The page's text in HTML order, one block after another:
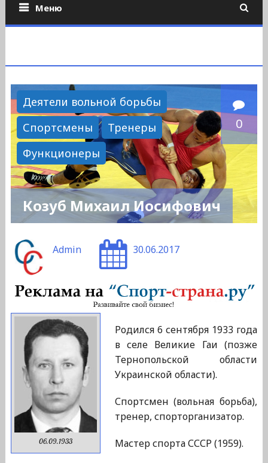
Меню
Деятели вольной борьбы
Спортсмены
Тренеры
Функционеры
0
Козуб Михаил Иосифович
Admin 30.06.2017
06.09.1933
Родился 6 сентября 1933 года
в селе Великие Гаи (позже
Тернопольской области
Украинской области).
Спортсмен (вольная борьба),
тренер, спорторганизатор.
Мастер спорта СССР (1959).